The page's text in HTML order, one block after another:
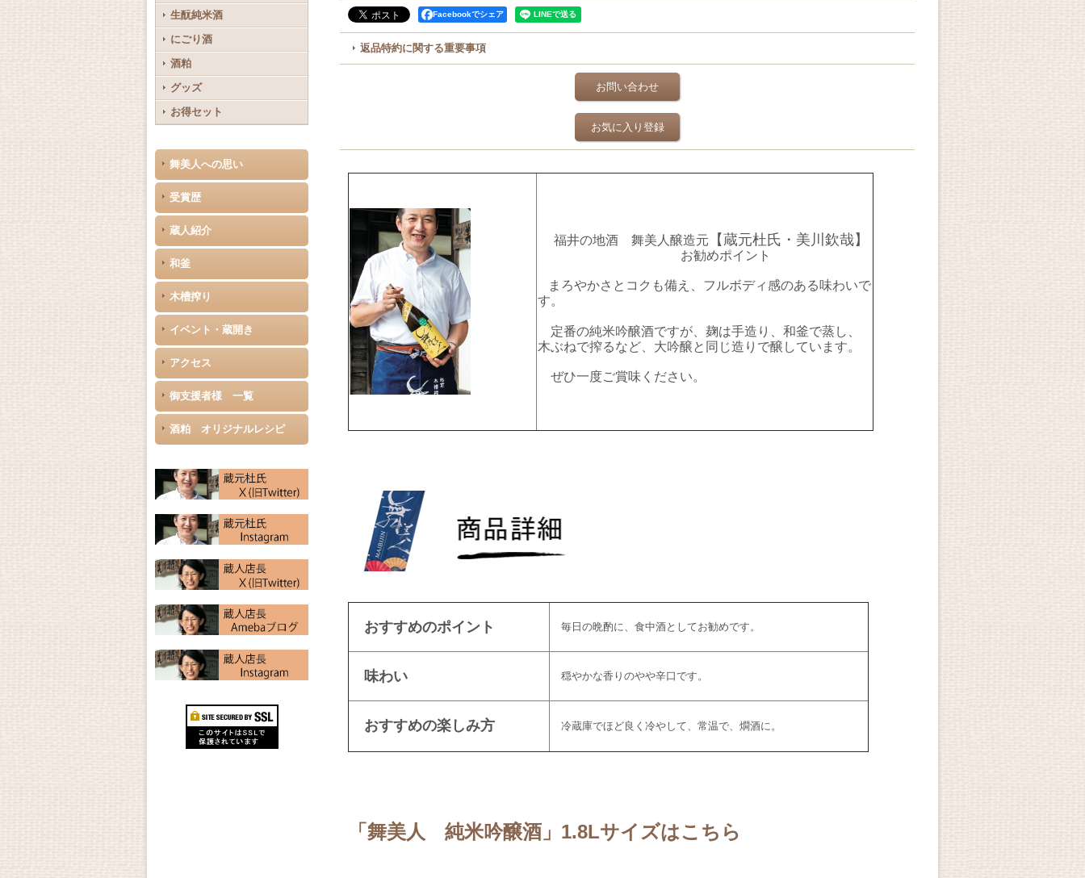
生酛純米酒
にごり酒
酒粕
グッズ
お得セット
舞美人への思い
受賞歴
蔵人紹介
和釜
木槽搾り
イベント・蔵開き
アクセス
御支援者様 一覧
酒粕 オリジナルレシピ
Facebookでシェア
返品特約に関する重要事項
お問い合わせ
お気に入り登録
福井の地酒 舞美人醸造元 【蔵元杜氏・美川欽哉】
お勧めポイント
まろやかさとコクも備え、フルボディ感のある味わいで
す。
定番の純米吟醸酒ですが、麹は手造り、和釜で蒸し、
木ぶねで搾るなど、大吟醸と同じ造りで醸しています。
ぜひ一度ご賞味ください。
おすすめのポイント 毎日の晩酌に、食中酒としてお勧めです。
味わい 穏やかな香りのやや辛口です。
おすすめの楽しみ方 冷蔵庫でほど良く冷やして、常温で、燗酒に。
「舞美人 純米吟醸酒」1.8Lサイズはこちら